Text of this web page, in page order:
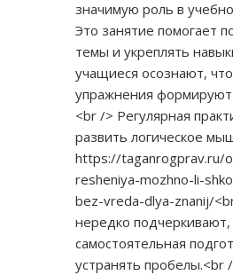
значимую роль в
Это занятие помогает
темы и укреплять
учащиеся осознают,
упражнения формируют
<br /> Регулярная
развить логическое
https://taganrogprav.ru/
resheniya-mozhno-li-
bez-vreda-dlya-znanij/
нередко подчеркивают,
самостоятельная
устранять пробелы.<br